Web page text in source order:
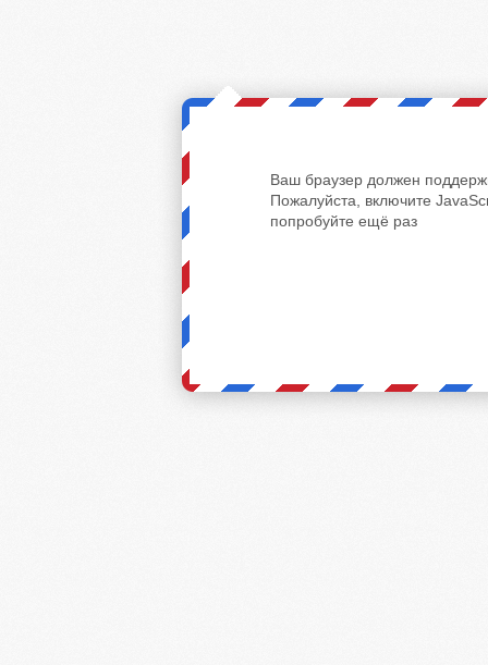
Ваш браузер должен
Пожалуйста, включите
попробуйте ещё раз